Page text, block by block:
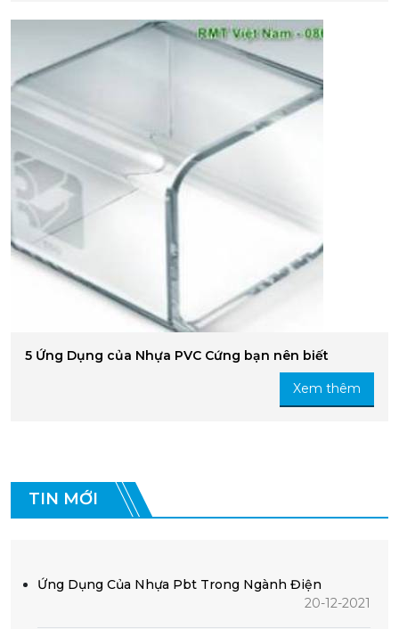
5 Ứng Dụng của Nhựa PVC Cứng bạn nên biết
Xem thêm
TIN MỚI
Ứng Dụng Của Nhựa Pbt Trong Ngành Điện
20-12-2021